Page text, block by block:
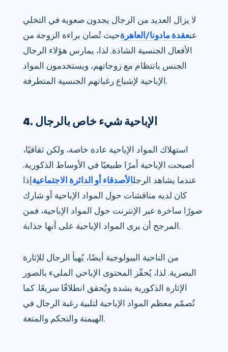
لا يزال العديد من الرجال يجدون صعوبة في التخلي
عنعقدة مادونا/العاهرةحيث تُصان براءة الزوجة من
الأفعال الجنسية الشاذة. لذا، يمارس هؤلاء الرجال
الجنس بانتظام مع زوجاتهم، ويستخدمون المواد
الإباحية لإشباع رغباتهم الجنسية المتطرفة.
4. الإباحية شيء خاص بالرجال
استهلاك المواد الإباحية عادة خاصة، ولكن ثقافيًا،
أصبحت الإباحية أمرًا طبيعيًا في الأوساط الذكورية.
عندما يشاهد الرجلالأصدقاء أو الدائرة الاجتماعية إذا
كان لديه مناقشات حول المواد الإباحية أو شارك
صورًا ساخرة عبر الإنترنت حول المواد الإباحية، فمن
المرجح أن يرى المواد الإباحية على أنها جذابة.
من الناحية البيولوجية أيضًا، يُهيأ الرجال للإثارة
البصرية. لذا، يُحفّز المحتوى الإباحي المليء بالصور
الإثارة الذكورية بشدة ويُحقق انطلاقًا سريعًا. كما
تُصمّم معظم المواد الإباحية لتلبية رغبة الرجال في
الهيمنة والتحكم والمتعة.